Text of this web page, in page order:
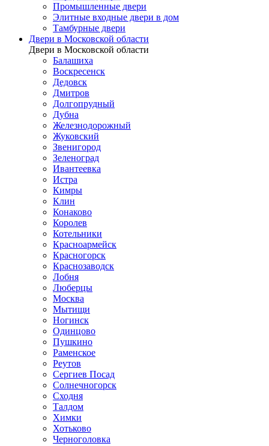
Промышленные двери
Элитные входные двери в дом
Тамбурные двери
Двери в Московской области
Двери в Московской области
Балашиха
Воскресенск
Дедовск
Дмитров
Долгопрудный
Дубна
Железнодорожный
Жуковский
Звенигород
Зеленоград
Ивантеевка
Истра
Кимры
Клин
Конаково
Королев
Котельники
Красноармейск
Красногорск
Краснозаводск
Лобня
Люберцы
Москва
Мытищи
Ногинск
Одинцово
Пушкино
Раменское
Реутов
Сергиев Посад
Солнечногорск
Сходня
Талдом
Химки
Хотьково
Черноголовка